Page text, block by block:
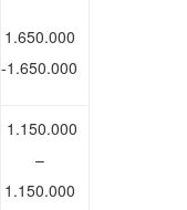
1.650.000
-1.650.000
1.150.000
–
1.150.000